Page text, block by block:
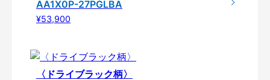
AA1X0P-27PGLBA
¥53,900
〈ドライブラック柄〉